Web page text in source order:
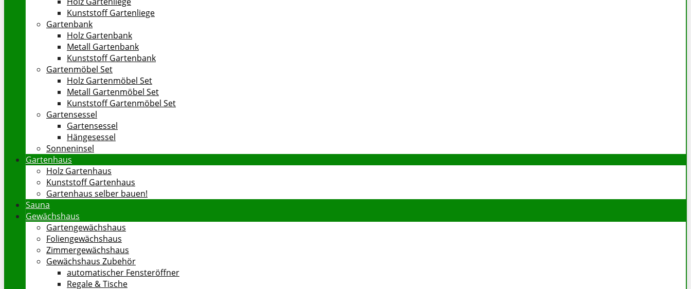
Kunststoff Gartenliege
Gartenbank
Holz Gartenbank
Metall Gartenbank
Kunststoff Gartenbank
Gartenmöbel Set
Holz Gartenmöbel Set
Metall Gartenmöbel Set
Kunststoff Gartenmöbel Set
Gartensessel
Gartensessel
Hängesessel
Sonneninsel
Gartenhaus
Holz Gartenhaus
Kunststoff Gartenhaus
Gartenhaus selber bauen!
Sauna
Gewächshaus
Gartengewächshaus
Foliengewächshaus
Zimmergewächshaus
Gewächshaus Zubehör
automatischer Fensteröffner
Regale & Tische